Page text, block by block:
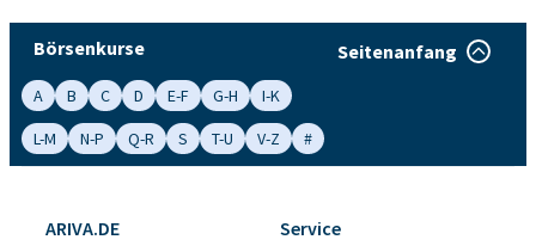
Börsenkurse Seitenanfang
A B C D E-F G-H
I-K
L-M
N-P Q-R S T-U V-Z #
ARIVA.DE Service